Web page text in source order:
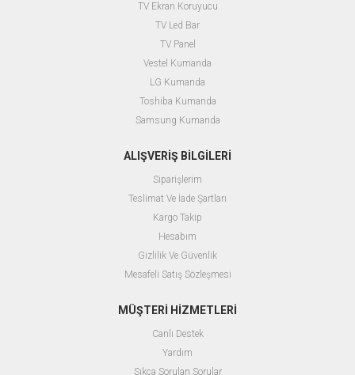
TV Ekran Koruyucu
TV Led Bar
TV Panel
Vestel Kumanda
LG Kumanda
Toshiba Kumanda
Samsung Kumanda
ALIŞVERİŞ BİLGİLERİ
Siparişlerim
Teslimat Ve İade Şartları
Kargo Takip
Hesabım
Gizlilik Ve Güvenlik
Mesafeli Satış Sözleşmesi
MÜŞTERİ HİZMETLERİ
Canlı Destek
Yardım
Sıkça Sorulan Sorular